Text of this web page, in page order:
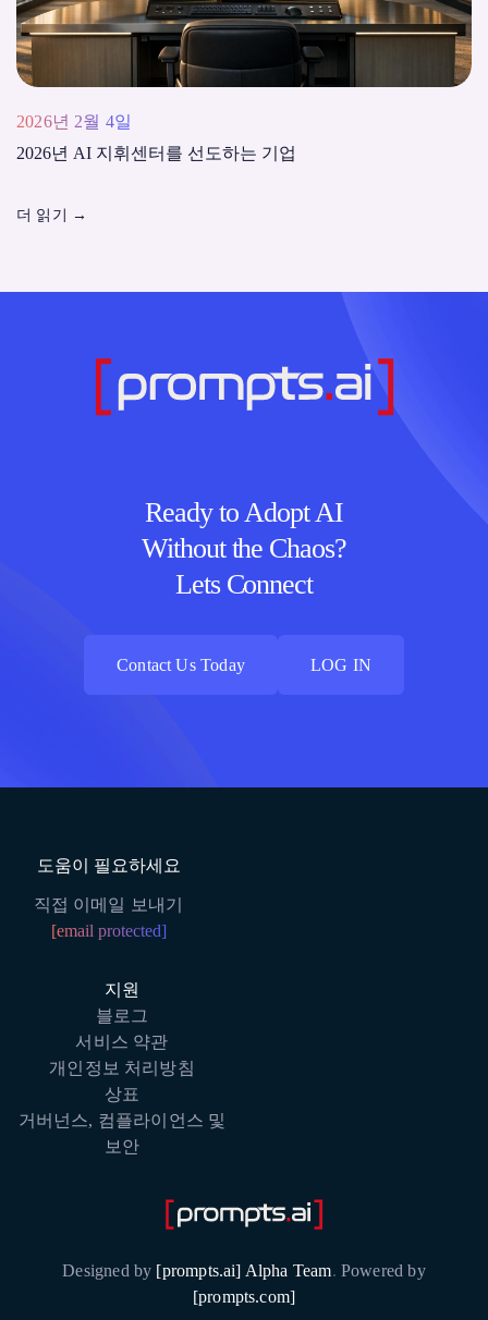
2026년 2월 4일
2026년 AI 지휘센터를 선도하는 기업
더 읽기 →
Ready to Adopt AI
Without the Chaos?
Lets Connect
Contact Us Today
LOG IN
도움이 필요하세요
직접 이메일 보내기
[email protected]
지원
블로그
서비스 약관
개인정보 처리방침
상표
거버넌스, 컴플라이언스 및
보안
Designed by [prompts.ai] Alpha Team. Powered by
[prompts.com]